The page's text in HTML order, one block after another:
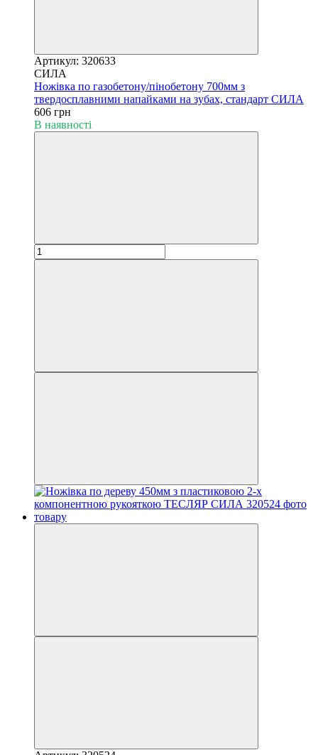
Артикул: 320633
СИЛА
Ножівка по газобетону/пінобетону 700мм з
твердосплавними напайками на зубах, стандарт СИЛА
606 грн
В наявності